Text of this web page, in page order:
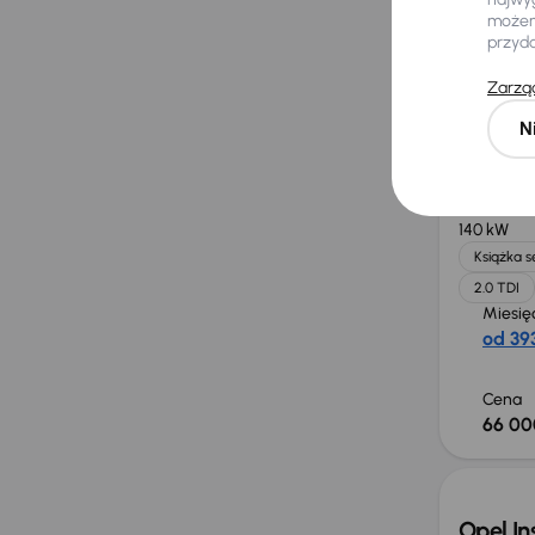
Cena
40
140 kW
Książka
2.0 TDI
od
Cena
66